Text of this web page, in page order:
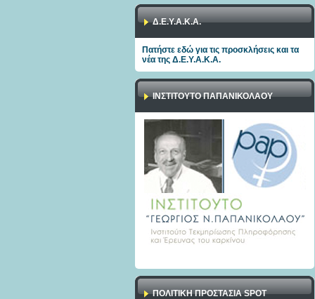
Δ.Ε.Υ.Α.Κ.Α.
Πατήστε εδώ για τις προσκλήσεις και τα
νέα της Δ.Ε.Υ.Α.Κ.Α.
ΙΝΣΤΙΤΟΥΤΟ ΠΑΠΑΝΙΚΟΛΑΟΥ
ΠΟΛΙΤΙΚΉ ΠΡΟΣΤΑΣΊΑ SPOT